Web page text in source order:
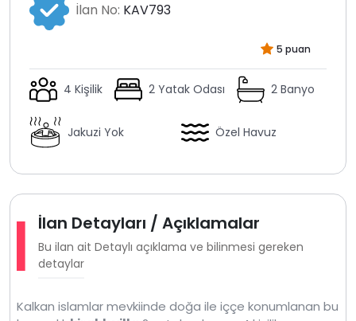
İlan No: KAV793
5 puan
4 Kişilik 2 Yatak Odası 2 Banyo
Jakuzi Yok Özel Havuz
İlan Detayları / Açıklamalar
Bu ilan ait Detaylı açıklama ve bilinmesi gereken
detaylar
Kalkan islamlar mevkiinde doğa ile iççe konumlanan bu